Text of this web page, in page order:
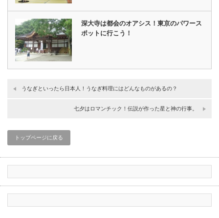
深大寺は都会のオアシス！東京のパワース
ポットに行こう！
うなぎといったら日本人！うなぎ料理にはどんなものがあるの？
七夕はロマンチック！伝説が作った星と神の行事。
トップページに戻る